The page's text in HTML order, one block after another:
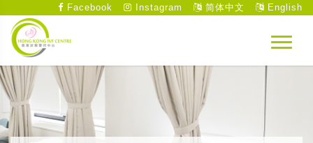
Facebook Instagram 简体中文 English